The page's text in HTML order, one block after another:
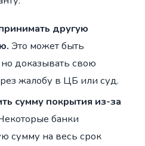
другую
Это может быть
доказывать свою
жалобу в ЦБ или суд.
сумму покрытия из-за
банки
сумму на весь срок